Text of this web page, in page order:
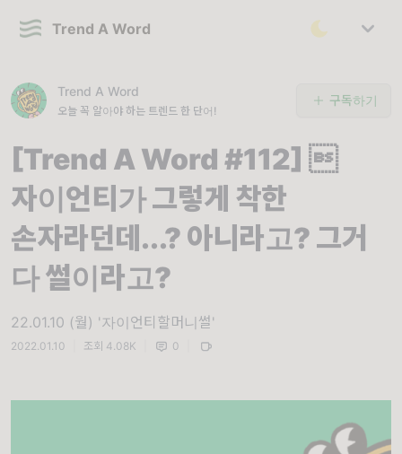
Trend A Word
Trend A Word
오늘 꼭 알아야 하는 트렌드 한 단어!
구독하기
[Trend A Word #112] 
자이언티가 그렇게 착한
손자라던데...? 아니라고? 그거
다 썰이라고?
22.01.10 (월) '자이언티할머니썰'
2022.01.10 조회 4.08K 0